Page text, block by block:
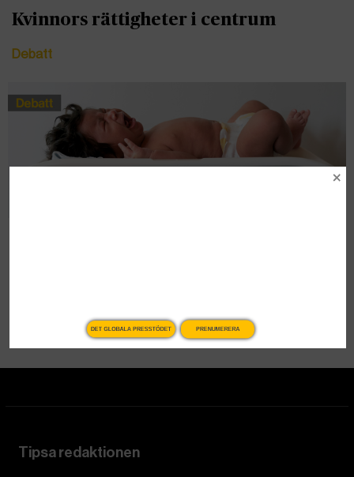
Kvinnors rättigheter i centrum
Debatt
Tipsa redaktionen
DET GLOBALA PRESSTÖDET PRENUMERERA